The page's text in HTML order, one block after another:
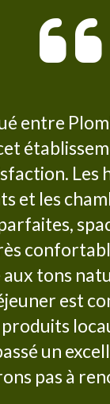
entre
Les
et les
tons
est
un
pas à